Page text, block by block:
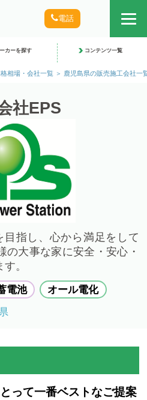
電話
カーを探す コンテンツ一覧
相場・会社一覧 鹿児島県の販売施工会社一
社EPS
指し、心から満足をして
の大事な家に安全・安心・
。
電池
オール電化
って一番ベストなご提案